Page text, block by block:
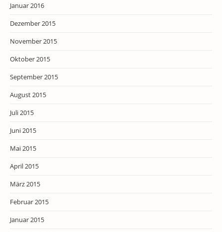
Januar 2016
Dezember 2015
November 2015
Oktober 2015
September 2015
August 2015
Juli 2015
Juni 2015
Mai 2015
April 2015
März 2015
Februar 2015
Januar 2015